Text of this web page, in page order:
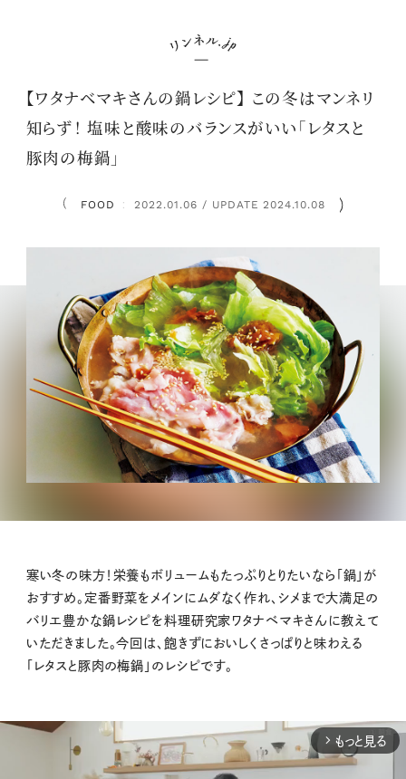
【ワタナベマキさんの鍋レシピ】 この冬はマンネリ
知らず！ 塩味と酸味のバランスがいい「レタスと
豚肉の梅鍋」
FOOD ： 2022.01.06 / UPDATE 2024.10.08
寒い冬の味方！栄養もボリュームもたっぷりとりたいなら「鍋」が
おすすめ。定番野菜をメインにムダなく作れ、シメまで大満足の
バリエ豊かな鍋レシピを料理研究家ワタナベマキさんに教えて
いただきました。今回は、飽きずにおいしくさっぱりと味わえる
「レタスと豚肉の梅鍋」のレシピです。
arrow_forward_ios もっと見る